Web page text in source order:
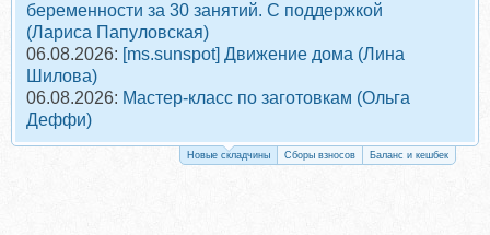
беременности за 30 занятий. С поддержкой
(Лариса Папуловская)
06.08.2026: [ms.sunspot] Движение дома (Лина
Шилова)
06.08.2026: Мастер-класс по заготовкам (Ольга
Деффи)
Новые складчины Сборы взносов Баланс и кешбек